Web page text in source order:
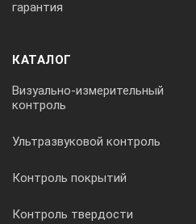
1000 ±100
2500 ±250
Класс точности
2,5
гарантия
КАТАЛОГ
Визуально-измерительный
контроль
Ультразвуковой контроль
Контроль покрытий
Контроль твердости